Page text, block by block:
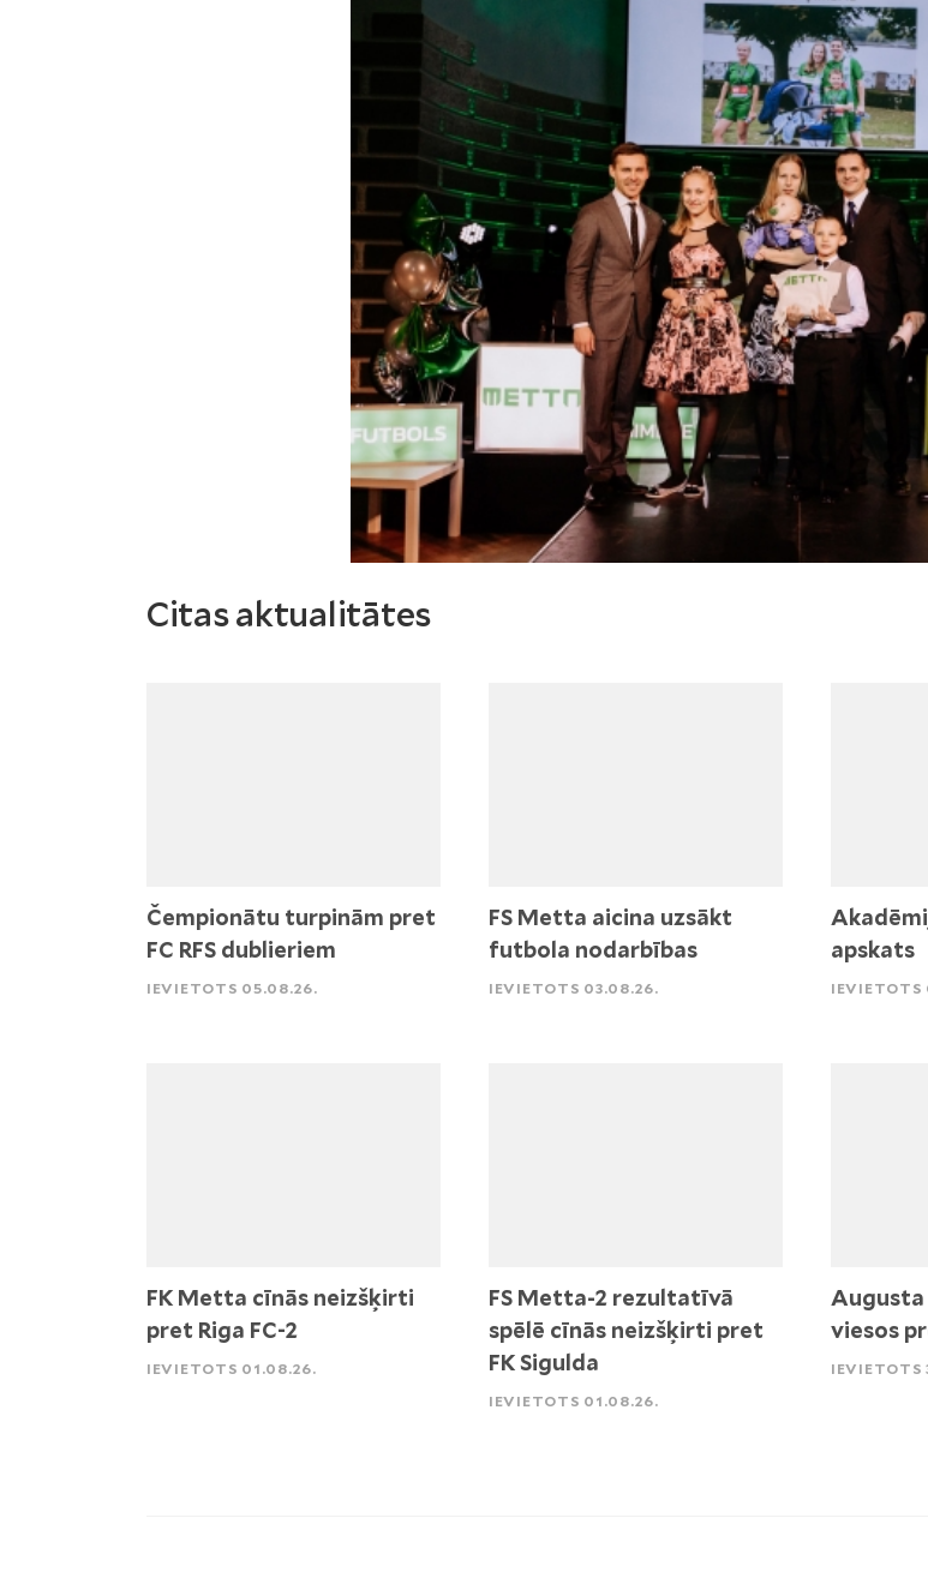
Citas aktualitātes
Čempionātu turpinām pret
FC RFS dublieriem
IEVIETOTS 05.08.26.
FS Metta aicina uzsākt
futbola nodarbības
IEVIETOTS 03.08.26.
apskats
IEVIETOTS
FK Metta cīnās neizšķirti
pret Riga FC-2
IEVIETOTS 01.08.26.
FS Metta-2 rezultatīvā
spēlē cīnās neizšķirti pret
FK Sigulda
IEVIETOTS 01.08.26.
Augusta
viesos
IEVIETOTS